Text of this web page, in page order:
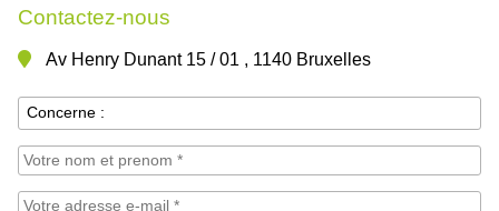
Contactez-nous
Av Henry Dunant 15 / 01 , 1140 Bruxelles